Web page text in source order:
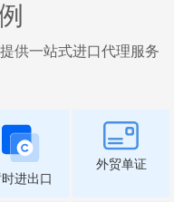
供一站式进口代理服务
进出口
外贸单证